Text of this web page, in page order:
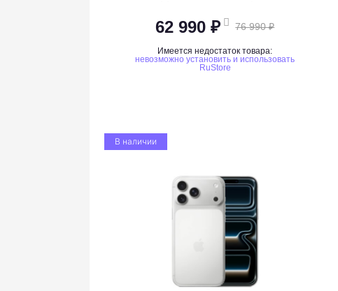
62 990 ₽ 76 990 ₽
Имеется недостаток товара:
невозможно установить и использовать
RuStore
В наличии